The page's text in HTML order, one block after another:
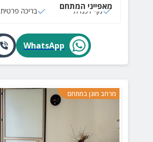
מאפייני המתחם
נוף לכנרת בריכה פרטית
WhatsApp
מרחב מוגן במתחם